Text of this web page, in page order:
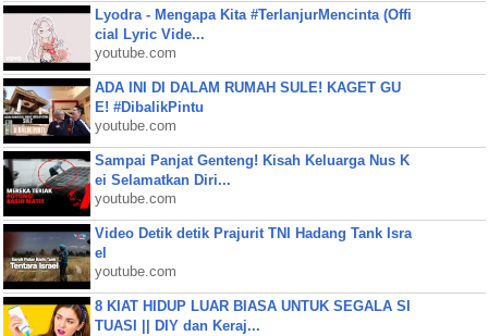
Lyodra - Mengapa Kita #TerlanjurMencinta (Offi
cial Lyric Vide...
youtube.com
ADA INI DI DALAM RUMAH SULE! KAGET GU
E! #DibalikPintu
youtube.com
Sampai Panjat Genteng! Kisah Keluarga Nus K
ei Selamatkan Diri...
youtube.com
Video Detik detik Prajurit TNI Hadang Tank Isra
el
youtube.com
8 KIAT HIDUP LUAR BIASA UNTUK SEGALA SI
TUASI || DIY dan Keraj...